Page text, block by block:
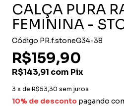
CALÇA PURA
FEMININA -
Código PR.f.stoneG34-38
R$159,90
R$143,91 com Pix
3 x de R$53,30 sem juros
10% de desconto pagando